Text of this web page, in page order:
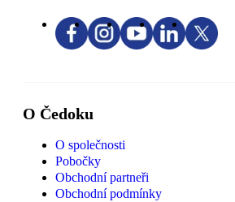
O Čedoku
O společnosti
Pobočky
Obchodní partneři
Obchodní podmínky